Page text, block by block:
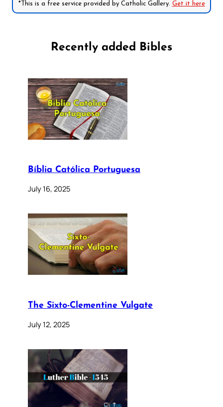
*This is a free service provided by Catholic Gallery. Get it here
Recently added Bibles
Bíblia Católica Portuguesa
July 16, 2025
The Sixto-Clementine Vulgate
July 12, 2025